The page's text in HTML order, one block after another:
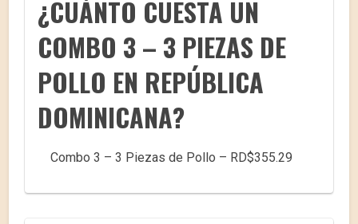
¿CUÁNTO CUESTA UN
COMBO 3 – 3 PIEZAS DE
POLLO EN REPÚBLICA
DOMINICANA?
Combo 3 – 3 Piezas de Pollo – RD$355.29